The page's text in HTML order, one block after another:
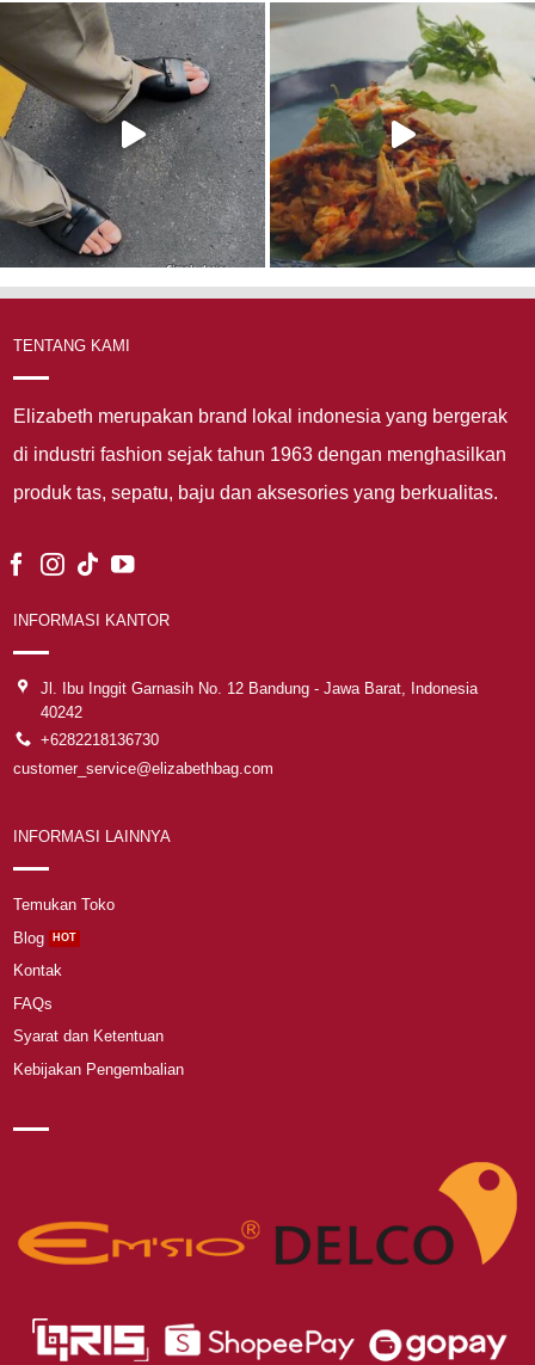
TENTANG KAMI
Elizabeth merupakan brand lokal indonesia yang bergerak
di industri fashion sejak tahun 1963 dengan menghasilkan
produk tas, sepatu, baju dan aksesories yang berkualitas.
INFORMASI KANTOR
Jl. Ibu Inggit Garnasih No. 12 Bandung - Jawa Barat, Indonesia
40242
+6282218136730
customer_service@elizabethbag.com
INFORMASI LAINNYA
Temukan Toko
Blog
Kontak
FAQs
Syarat dan Ketentuan
Kebijakan Pengembalian